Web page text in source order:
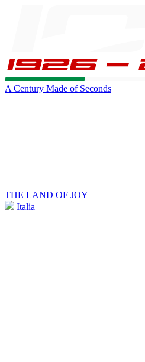
A Century Made of Seconds
THE LAND OF JOY
Italia